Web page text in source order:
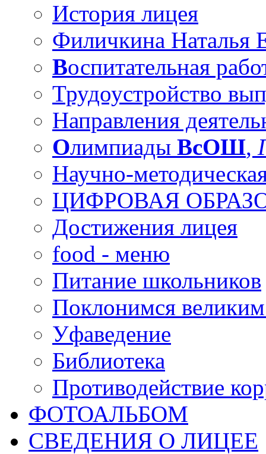
История лицея
Филичкина Наталья
Воспитательная
Трудоустройство
Направления
Олимпиады ВсОШ,
Научно-
ЦИФРОВАЯ
Достижения лицея
food - меню
Питание школьников
Поклонимся
Уфаведение
Библиотека
Противодействие
ФОТОАЛЬБОМ
СВЕДЕНИЯ О ЛИЦЕЕ